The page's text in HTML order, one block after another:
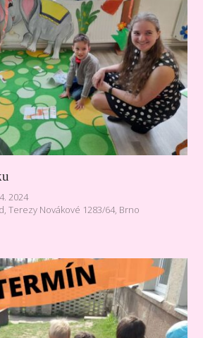
2024
Terezy Novákové 1283/64, Brno